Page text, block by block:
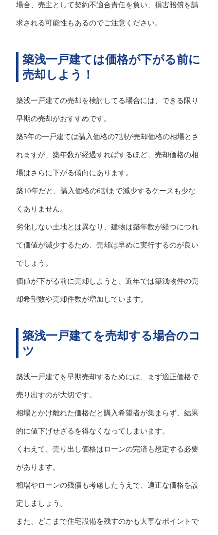
場合、売主として契約不適合責任を負い、損害賠償を請
求される可能性もあるのでご注意ください。
築浅一戸建ては価格が下がる前に
売却しよう！
築浅一戸建ての売却を検討してる場合には、できる限り
早期の売却がおすすめです。
築5年の一戸建ては購入価格の7割が売却価格の相場とさ
れますが、築年数が経過すればするほど、売却価格の相
場はさらに下がる傾向にあります。
築10年だと、購入価格の6割まで減少するケースも少な
くありません。
劣化しない土地とは異なり、建物は築年数が経つにつれ
て価値が減少するため、売却は早めに実行するのが良い
でしょう。
価値が下がる前に売却しようと、近年では築浅物件の売
却希望数や売却件数が増加しています。
築浅一戸建てを売却する場合のコ
ツ
築浅一戸建てを早期売却するためには、まず適正価格で
売り出すのが大切です。
相場とかけ離れた価格だと購入希望者が集まらず、結果
的に値下げせざるを得なくなってしまいます。
くわえて、売り出し価格はローンの完済も想定する必要
があります。
相場やローンの残債も考慮したうえで、適正な価格を設
定しましょう。
また、どこまで住宅設備を残すのかも大事なポイントで